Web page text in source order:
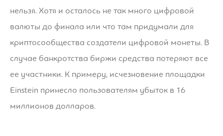
нельзя. Хотя и осталось не так много цифровой
валюты до финала или что там придумали для
криптосообщества создатели цифровой монеты. В
случае банкротства биржи средства потеряют все
ее участники. К примеру, исчезновение площадки
Einstein принесло пользователям убыток в 16
миллионов долларов.